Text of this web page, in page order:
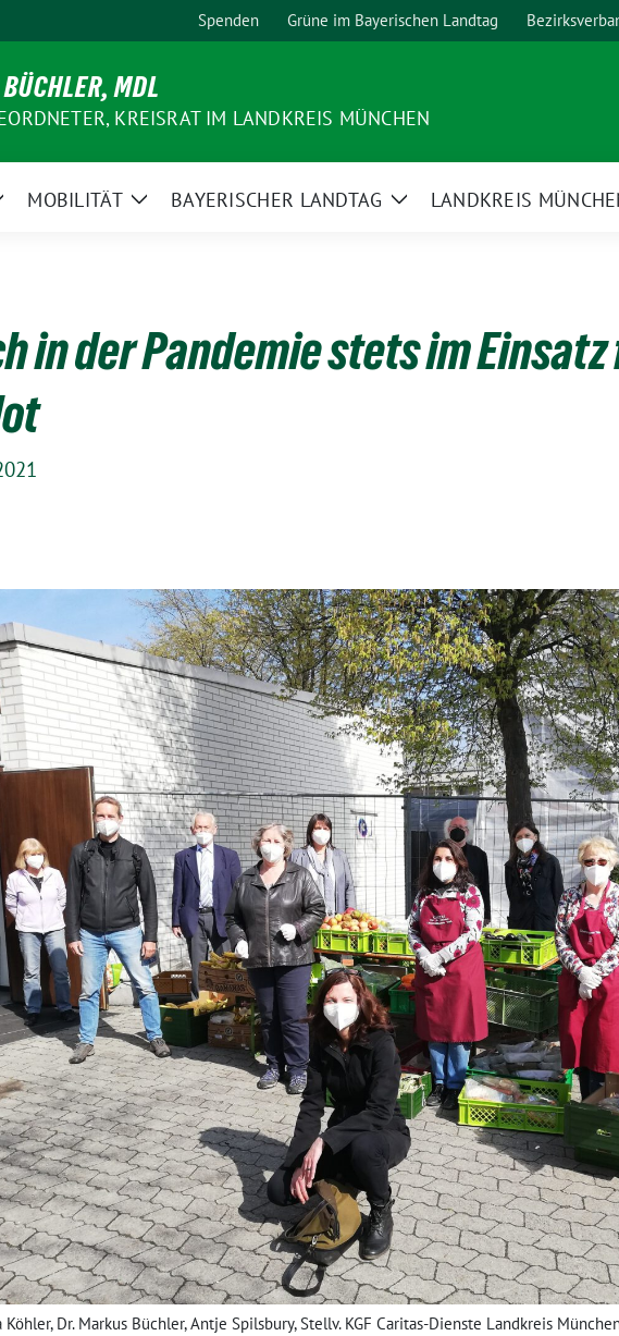
Spenden Grüne im Bayerischen Landtag
MDL
KREISRAT IM LANDKREIS MÜNCHEN
MOBILITÄT
ZeigeBAYERISCHER LANDTAG
ZeigeLANDKREIS
in der Pandemie stets im
Köhler, Dr. Markus Büchler, Antje Spilsbury, Stellv. KGF Caritas-Dienste Landkreis